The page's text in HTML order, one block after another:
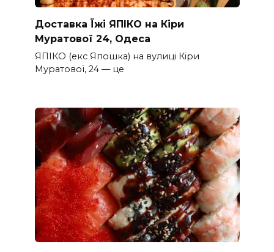
Доставка Їжі ЯПІКО на Кіри
Муратової 24, Одеса
ЯПІКО (екс Япошка) на вулиці Кіри
Муратової, 24 — це